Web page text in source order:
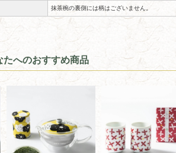
抹茶椀の裏側には柄はございません。
たへのおすすめ商品